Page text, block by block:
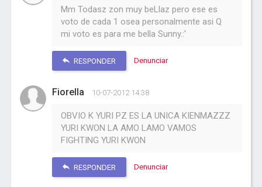
Mm Todasz zon muy beLlaz pero ese es
voto de cada 1 osea personalmente asi Q
mi voto es para me bella Sunny.:'
RESPONDER Denunciar
Fiorella 10-07-2012 14:38
OBVIO K YURI PZ ES LA UNICA KIENMAZZZ
YURI KWON LA AMO LAMO VAMOS
FIGHTING YURI KWON
RESPONDER Denunciar